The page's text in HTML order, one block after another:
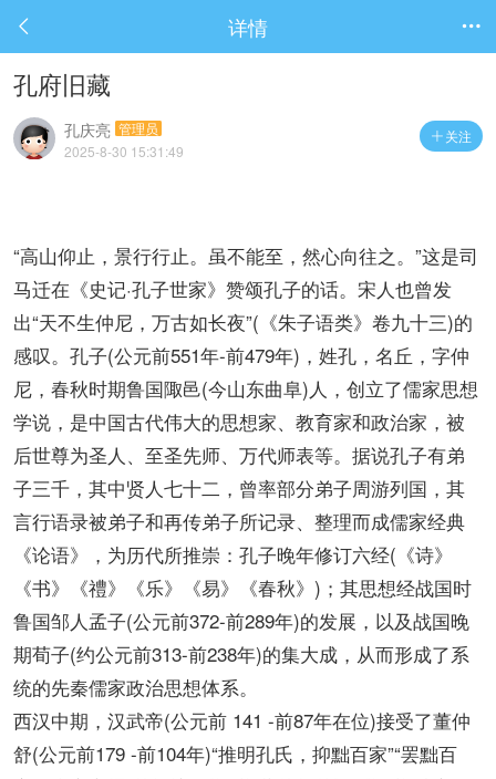
 详情 
孔府旧藏
 关注
孔庆亮 管理员
2025-8-30 15:31:49
“高山仰止，景行行止。虽不能至，然心向往之。”这是司
马迁在《史记·孔子世家》赞颂孔子的话。宋人也曾发
出“天不生仲尼，万古如长夜”(《朱子语类》卷九十三)的
感叹。孔子(公元前551年-前479年)，姓孔，名丘，字仲
尼，春秋时期鲁国陬邑(今山东曲阜)人，创立了儒家思想
学说，是中国古代伟大的思想家、教育家和政治家，被
后世尊为圣人、至圣先师、万代师表等。据说孔子有弟
子三千，其中贤人七十二，曾率部分弟子周游列国，其
言行语录被弟子和再传弟子所记录、整理而成儒家经典
《论语》，为历代所推崇：孔子晚年修订六经(《诗》
《书》《禮》《乐》《易》《春秋》)；其思想经战国时
鲁国邹人孟子(公元前372-前289年)的发展，以及战国晚
期荀子(约公元前313-前238年)的集大成，从而形成了系
统的先秦儒家政治思想体系。
西汉中期，汉武帝(公元前 141 -前87年在位)接受了董仲
舒(公元前179 -前104年)“推明孔氏，抑黜百家”“罢黜百